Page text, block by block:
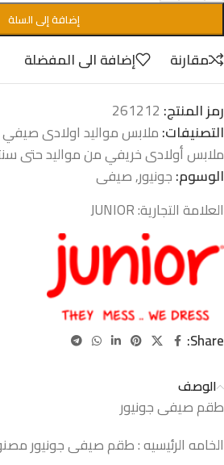
إضافة إلى السلة
مقارنة
إضافة الى المفضلة
رمز المنتج: 261212
التصنيفات:ملابس مواليد اولادى صيفي من
ملابس أولادى خريفي من مواليد حتى
الوسوم:جونيور,صيفى
العلامة التجارية:JUNIOR
Share:
الوصف
طقم صيفى جونيور
الخامه الرئيسيه : طقم صيفى جونيور